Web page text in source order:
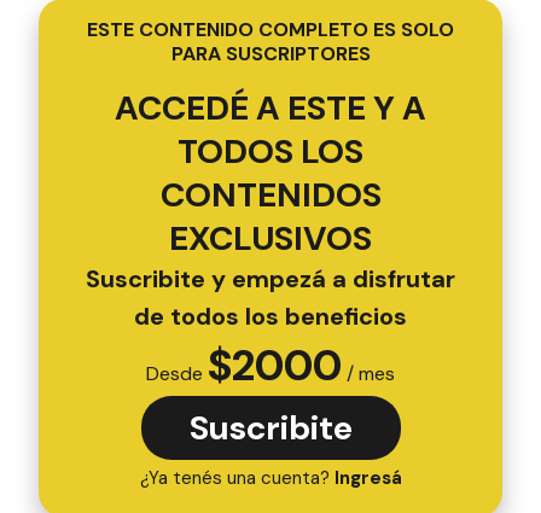
ESTE CONTENIDO COMPLETO ES SOLO
PARA SUSCRIPTORES
ACCEDÉ A ESTE Y A
TODOS LOS
CONTENIDOS
EXCLUSIVOS
Suscribite y empezá a disfrutar
de todos los beneficios
Desde $2000 / mes
Suscribite
¿Ya tenés una cuenta? Ingresá